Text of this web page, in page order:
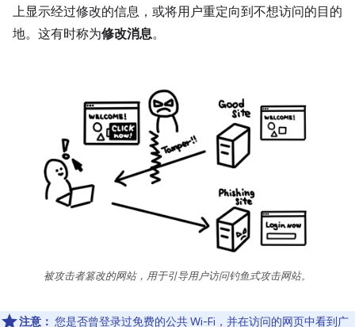
上显示经过修改的信息，或将用户重定向到不想访问的目的
地。这有时称为修改消息。
被攻击者篡改的网站，用于引导用户访问钓鱼式攻击网站。
注意： 您是否曾登录过免费的公共 Wi-Fi，并在访问的网页中看到广